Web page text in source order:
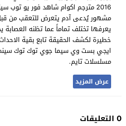
2016 مترجم اكوام شاهد فور يو
مشهور يُدعى آدم يتعرض للتعقب من
يعرفها تختلف تماماً عما تظنه
ايجي بست وي سيما جوي توك توك
مسلسلات تايم.
عرض المزيد
0 التعليقات